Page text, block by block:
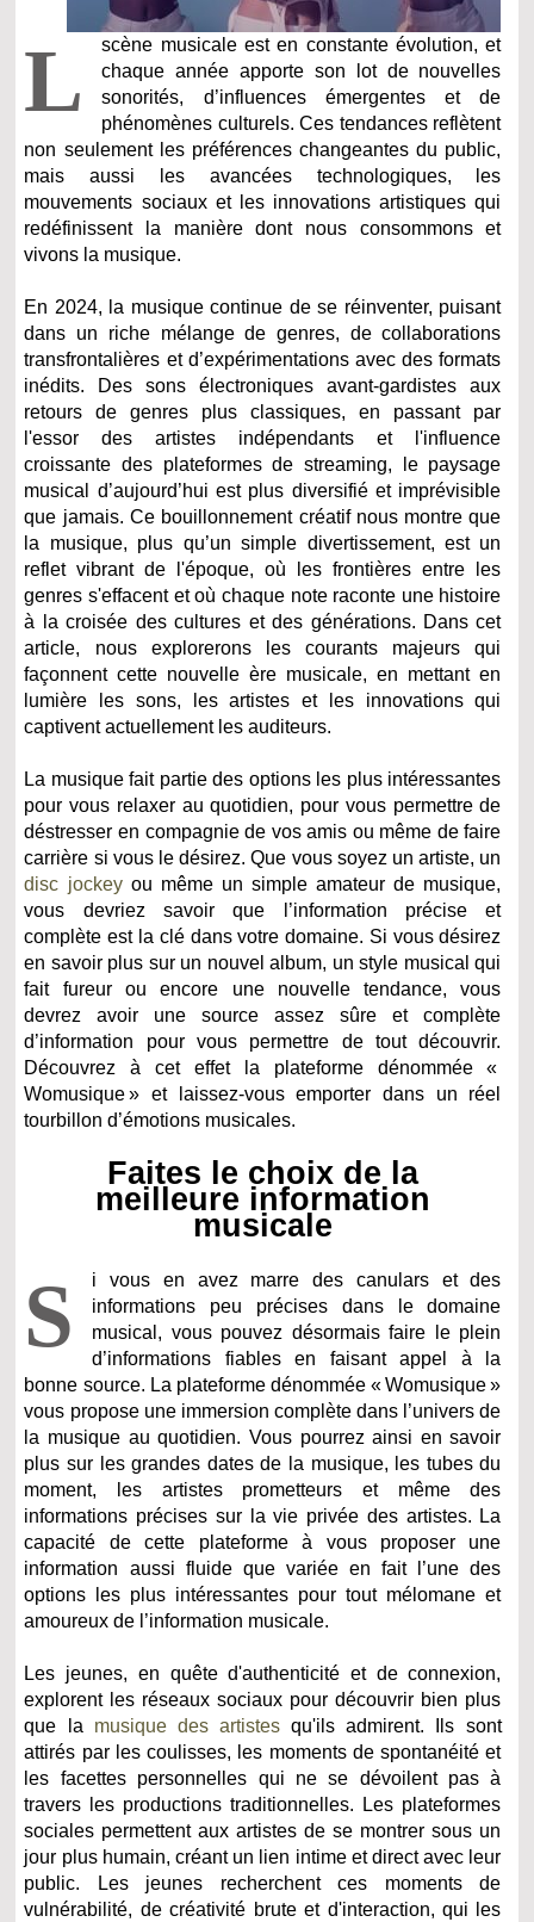
L
scène musicale est en constante évolution, et
chaque année apporte son lot de nouvelles
sonorités, d’influences émergentes et de
phénomènes culturels. Ces tendances reflètent
non seulement les préférences changeantes du public,
mais aussi les avancées technologiques, les
mouvements sociaux et les innovations artistiques qui
redéfinissent la manière dont nous consommons et
vivons la musique.
En 2024, la musique continue de se réinventer, puisant
dans un riche mélange de genres, de collaborations
transfrontalières et d’expérimentations avec des formats
inédits. Des sons électroniques avant-gardistes aux
retours de genres plus classiques, en passant par
l'essor des artistes indépendants et l'influence
croissante des plateformes de streaming, le paysage
musical d’aujourd’hui est plus diversifié et imprévisible
que jamais. Ce bouillonnement créatif nous montre que
la musique, plus qu’un simple divertissement, est un
reflet vibrant de l'époque, où les frontières entre les
genres s'effacent et où chaque note raconte une histoire
à la croisée des cultures et des générations. Dans cet
article, nous explorerons les courants majeurs qui
façonnent cette nouvelle ère musicale, en mettant en
lumière les sons, les artistes et les innovations qui
captivent actuellement les auditeurs.
La musique fait partie des options les plus intéressantes
pour vous relaxer au quotidien, pour vous permettre de
déstresser en compagnie de vos amis ou même de faire
carrière si vous le désirez. Que vous soyez un artiste, un
disc jockeyou même un simple amateur de musique,
vous devriez savoir que l’information précise et
complète est la clé dans votre domaine. Si vous désirez
en savoir plus sur un nouvel album, un style musical qui
fait fureur ou encore une nouvelle tendance, vous
devrez avoir une source assez sûre et complète
d’information pour vous permettre de tout découvrir.
Découvrez à cet effet la plateforme dénommée «
Womusique » et laissez-vous emporter dans un réel
tourbillon d’émotions musicales.
Faites le choix de la
meilleure information
musicale
S
i vous en avez marre des canulars et des
informations peu précises dans le domaine
musical, vous pouvez désormais faire le plein
d’informations fiables en faisant appel à la
bonne source. La plateforme dénommée « Womusique »
vous propose une immersion complète dans l’univers de
la musique au quotidien. Vous pourrez ainsi en savoir
plus sur les grandes dates de la musique, les tubes du
moment, les artistes prometteurs et même des
informations précises sur la vie privée des artistes. La
capacité de cette plateforme à vous proposer une
information aussi fluide que variée en fait l’une des
options les plus intéressantes pour tout mélomane et
amoureux de l’information musicale.
Les jeunes, en quête d'authenticité et de connexion,
explorent les réseaux sociaux pour découvrir bien plus
que la musique des artistesqu'ils admirent. Ils sont
attirés par les coulisses, les moments de spontanéité et
les facettes personnelles qui ne se dévoilent pas à
travers les productions traditionnelles. Les plateformes
sociales permettent aux artistes de se montrer sous un
jour plus humain, créant un lien intime et direct avec leur
public. Les jeunes recherchent ces moments de
vulnérabilité, de créativité brute et d'interaction, qui les